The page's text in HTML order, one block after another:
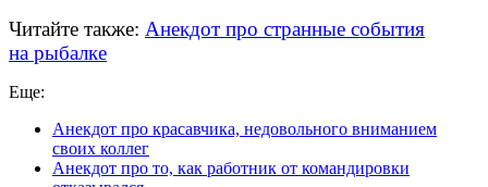
Читайте также: Анекдот про странные события
на рыбалке
Еще:
Анекдот про красавчика, недовольного вниманием
своих коллег
Анекдот про то, как работник от командировки